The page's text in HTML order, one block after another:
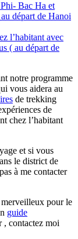
Bac Ha et
départ de Hanoi
l’habitant avec
( au départ de
notre programme
vous aidera au
de trekking
de
chez l’habitant
et si vous
le district de
à me contacter
pour le
guide
, contactez moi